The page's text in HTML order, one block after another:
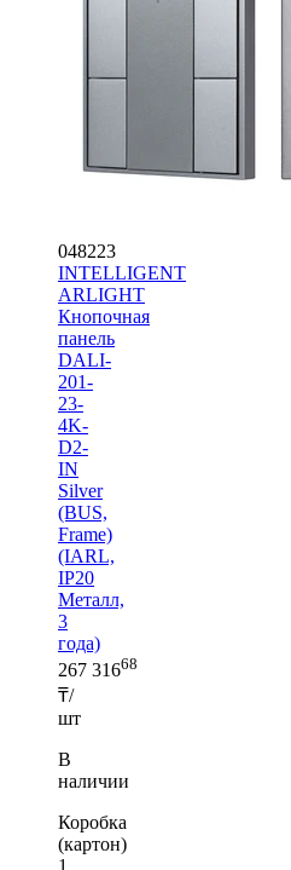
048223
INTELLIGENT
ARLIGHT
Кнопочная
панель
DALI-
201-
23-
4K-
D2-
IN
Silver
(BUS,
Frame)
(IARL,
IP20
Металл,
3
года)
267 31668
₸/
шт
В
наличии
Коробка
(картон)